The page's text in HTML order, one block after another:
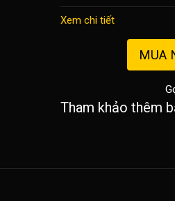
Xem chi tiết
MUA
Tham khảo thêm